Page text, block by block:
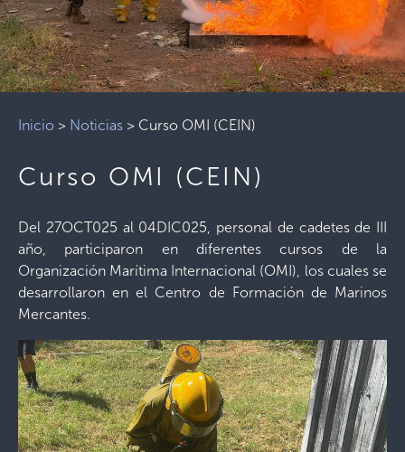
Inicio > Noticias > Curso OMI (CEIN)
Curso OMI (CEIN)
Del 27OCT025 al 04DIC025, personal de cadetes de III
año, participaron en diferentes cursos de la
Organización Marítima Internacional (OMI), los cuales se
desarrollaron en el Centro de Formación de Marinos
Mercantes.